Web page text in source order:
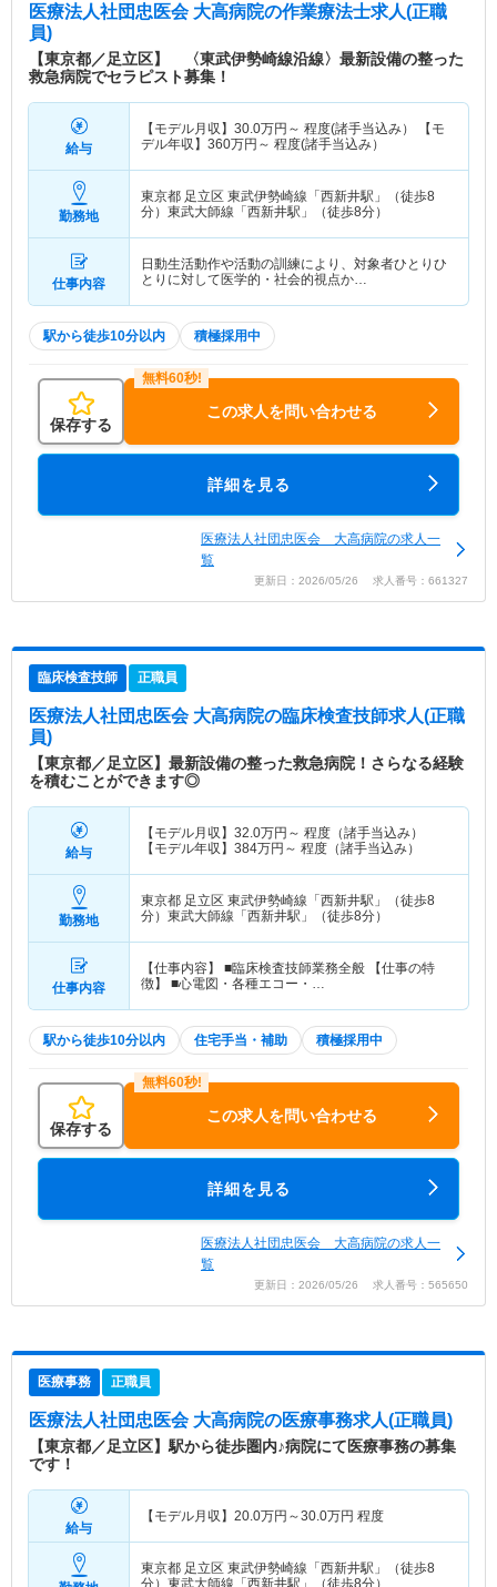
医療法人社団忠医会 大高病院の作業療法士求人(正職
員)
【東京都／足立区】 〈東武伊勢崎線沿線〉最新設備の整った
救急病院でセラピスト募集！
給与
【モデル月収】 30.0万円～ 程度(諸手当込み） 【モ
デル年収】 360万円～ 程度(諸手当込み）
勤務地
東京都 足立区 東武伊勢崎線「西新井駅」（徒歩8
分）東武大師線「西新井駅」（徒歩8分）
仕事内容
日動生活動作や活動の訓練により、対象者ひとりひ
とりに対して医学的・社会的視点か…
駅から徒歩10分以内 積極採用中
保存する
この求人を問い合わせる
詳細を見る
医療法人社団忠医会 大高病院の求人一
覧
更新日：2026/05/26 求人番号：661327
臨床検査技師 正職員
医療法人社団忠医会 大高病院の臨床検査技師求人(正職
員)
【東京都／足立区】最新設備の整った救急病院！さらなる経験
を積むことができます◎
給与
【モデル月収】 32.0万円～ 程度（諸手当込み）
【モデル年収】 384万円～ 程度（諸手当込み）
勤務地
東京都 足立区 東武伊勢崎線「西新井駅」（徒歩8
分）東武大師線「西新井駅」（徒歩8分）
仕事内容
【仕事内容】 ■臨床検査技師業務全般 【仕事の特
徴】 ■心電図・各種エコー・…
駅から徒歩10分以内 住宅手当・補助 積極採用中
保存する
この求人を問い合わせる
詳細を見る
医療法人社団忠医会 大高病院の求人一
覧
更新日：2026/05/26 求人番号：565650
医療事務 正職員
医療法人社団忠医会 大高病院の医療事務求人(正職員)
【東京都／足立区】駅から徒歩圏内♪病院にて医療事務の募集
です！
給与
【モデル月収】 20.0万円～30.0万円 程度
東京都 足立区 東武伊勢崎線「西新井駅」（徒歩8
分）東武大師線「西新井駅」（徒歩8分）